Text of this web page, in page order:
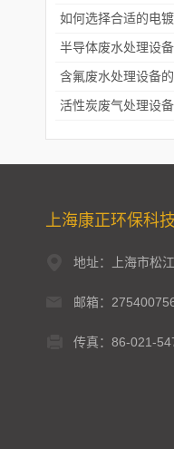
活性炭废气处理设
上海康正环保科
地址：上海市松
邮箱：
传真：86-021-